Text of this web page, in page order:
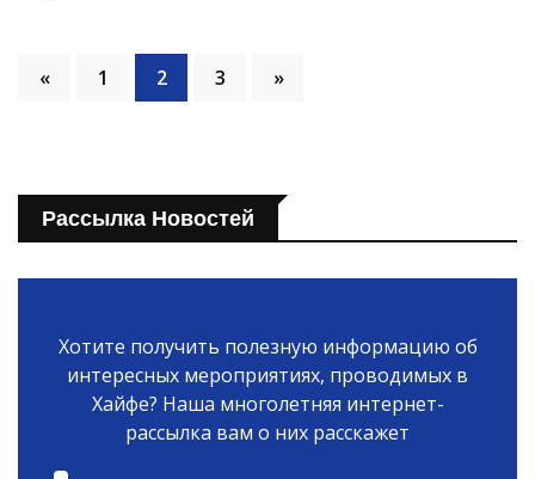
« 1 2 3 »
Рассылка Новостей
Хотите получить полезную информацию об
интересных мероприятиях, проводимых в
Хайфе? Наша многолетняя интернет-
рассылка вам о них расскажет